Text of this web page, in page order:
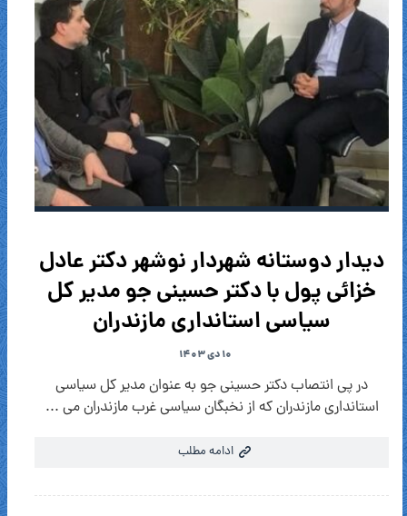
دیدار دوستانه شهردار نوشهر دکتر عادل
خزائی پول با دکتر حسینی جو مدیر کل
سیاسی استانداری مازندران
۱۰ دی ۱۴۰۳
در پی انتصاب دکتر حسینی جو به عنوان مدیر کل سیاسی
استانداری مازندران که از نخبگان سیاسی غرب مازندران می ...
ادامه مطلب